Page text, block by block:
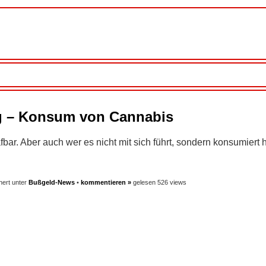
Konsum von Cannabis
Aber auch wer es nicht mit sich führt, sondern konsumiert
unter Bußgeld-News • kommentieren » gelesen 526 views